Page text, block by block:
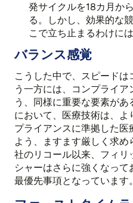
発サイクルを18カ月か
る。しかし、効果的な
こで立ち止まるわけには
バランス感覚
こうした中で、スピード
う一方には、コンプライ
う、同様に重要な要素が
において、医療技術は、
プライアンスに準拠した
よう、ますます厳しく求
社のリコール以来、フィリ
シャーはさらに強くなっ
最優先事項となっています。